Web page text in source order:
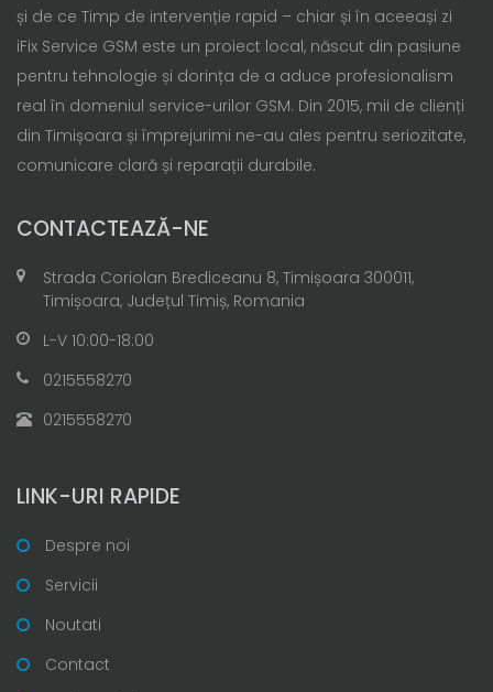
și de ce Timp de intervenție rapid – chiar și în aceeași zi
iFix Service GSM este un proiect local, născut din pasiune
pentru tehnologie și dorința de a aduce profesionalism
real în domeniul service-urilor GSM. Din 2015, mii de clienți
din Timișoara și împrejurimi ne-au ales pentru seriozitate,
comunicare clară și reparații durabile.
CONTACTEAZĂ-NE
Strada Coriolan Brediceanu 8, Timișoara 300011,
Timișoara, Județul Timiș, Romania
L-V 10:00-18:00
0215558270
0215558270
LINK-URI RAPIDE
Despre noi
Servicii
Noutati
Contact